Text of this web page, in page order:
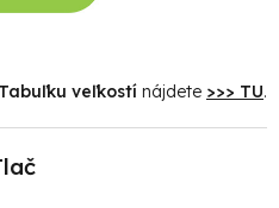
Tabuľku veľkostí nájdete >>> TU.